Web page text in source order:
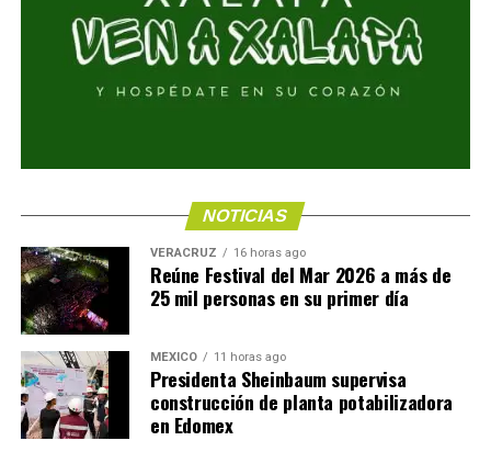
NOTICIAS
VERACRUZ 16 horas ago
Reúne Festival del Mar 2026 a más de
25 mil personas en su primer día
MÉXICO 11 horas ago
Presidenta Sheinbaum supervisa
construcción de planta potabilizadora
en Edomex